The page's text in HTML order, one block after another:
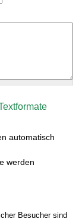
automatisch
werden
Besucher sind